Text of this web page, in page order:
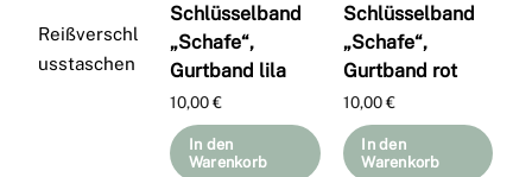
Schlüsselband
„Schafe“,
Gurtband lila
10,00€
In den
Warenkorb
Schlüsselband
„Schafe“,
Gurtband rot
10,00€
In den
Warenkorb
Reißverschl
usstaschen